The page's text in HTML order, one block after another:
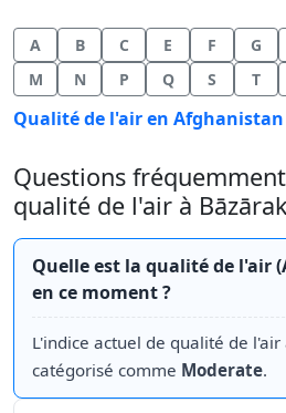
A B C E F G
M
N P Q S T
Qualité de l'air en Afghanistan
Questions
qualité de l'air à
Quelle est la qualité de l'air
en ce moment ?
L'indice actuel de qualité de l'air
catégorisé comme Moderate.